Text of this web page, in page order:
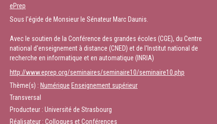
ePrep
Sous l'égide de Monsieur le Sénateur Marc Daunis.
Avec le soutien de la Conférence des grandes écoles (CGE), du Centre
national d'enseignement à distance (CNED) et de l'lnstitut national de
recherche en informatique et en automatique (INRIA)
http://www.eprep.org/seminaires/seminaire10/seminaire10.php
Thème(s) : Numérique Enseignement supérieur
Transversal
Producteur : Université de Strasbourg
Réalisateur : Colloques et Conférences